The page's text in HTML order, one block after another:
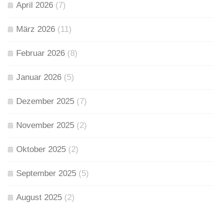
April 2026 (7)
März 2026 (11)
Februar 2026 (8)
Januar 2026 (5)
Dezember 2025 (7)
November 2025 (2)
Oktober 2025 (2)
September 2025 (5)
August 2025 (2)